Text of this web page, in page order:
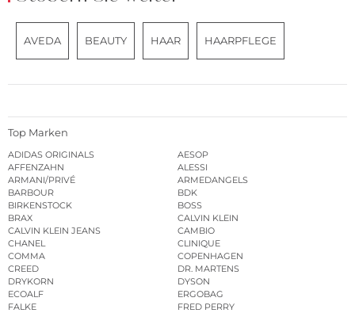
AVEDA BEAUTY HAAR HAARPFLEGE
Top Marken
ADIDAS ORIGINALS
AESOP
AFFENZAHN
ALESSI
ARMANI/PRIVÉ
ARMEDANGELS
BARBOUR
BDK
BIRKENSTOCK
BOSS
BRAX
CALVIN KLEIN
CALVIN KLEIN JEANS
CAMBIO
CHANEL
CLINIQUE
COMMA
COPENHAGEN
CREED
DR. MARTENS
DRYKORN
DYSON
ECOALF
ERGOBAG
FALKE
FRED PERRY